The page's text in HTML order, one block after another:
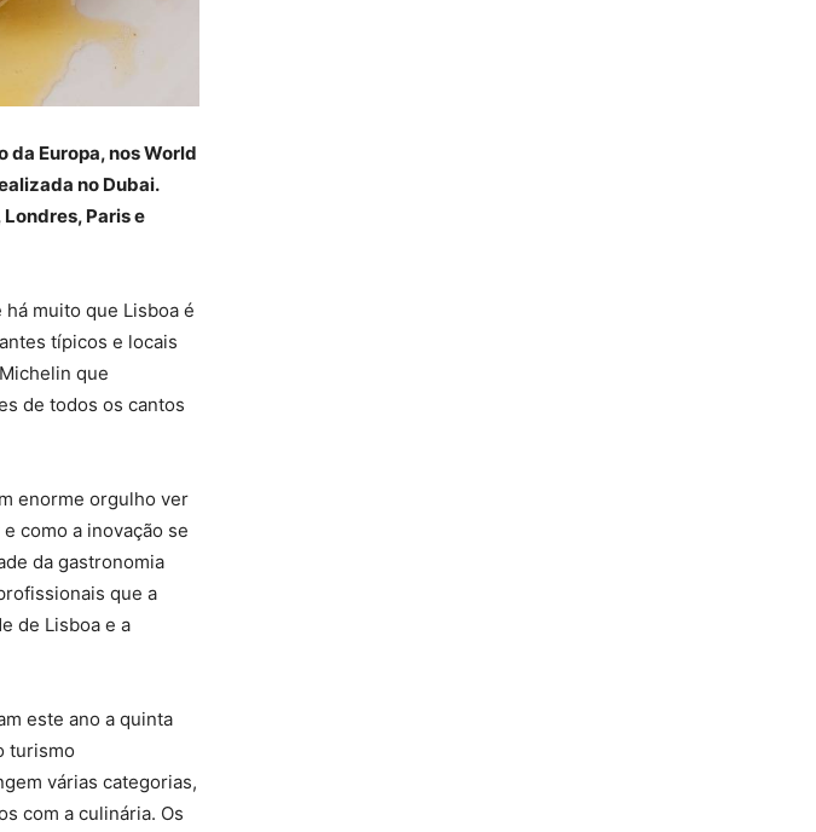
da Europa, nos World
no Dubai.
Paris e
muito que Lisboa é
típicos e locais
que
de todos os cantos
enorme orgulho ver
como a inovação se
da gastronomia
que a
de Lisboa e a
este ano a quinta
turismo
várias categorias,
com a culinária. Os